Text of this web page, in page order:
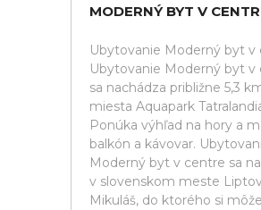
MODERNÝ BYT V
Ubytovanie Moderný byt v
Ubytovanie Moderný byt v
sa nachádza približne 5,3
miesta Aquapark
Ponúka výhľad na hory a
balkón a kávovar.
Moderný byt v centre sa
v slovenskom meste
Mikuláš, do ktorého si